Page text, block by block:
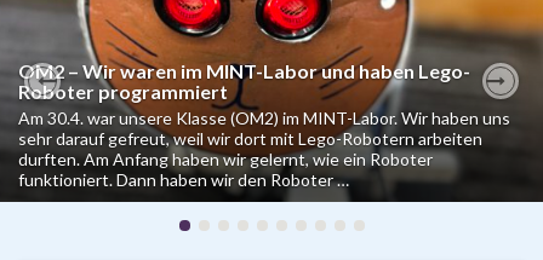
OM2 – Wir waren im MINT-Labor und haben Lego-
Roboter programmiert
Am 30.4. war unsere Klasse (OM2) im MINT-Labor. Wir haben uns
sehr darauf gefreut, weil wir dort mit Lego-Robotern arbeiten
durften. Am Anfang haben wir gelernt, wie ein Roboter
funktioniert. Dann haben wir den Roboter …
Klimatag der OG 3 bei AHA in Lahe am 15.4.26
Heute war unsere Klasse OG3 auf der Zentralmülldeponie in
Hannover. Insgesamt hat uns der Ausflug gut gefallen, weil wir viel
darüber gelernt haben, wie wichtig Mülltrennung ist und wie die
verschiedenen Abfälle verarbeitet werden. Es …
Previous